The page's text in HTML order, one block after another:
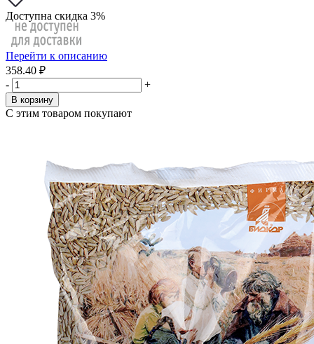
Доступна скидка 3%
Перейти к описанию
358.40 ₽
-
+
В корзину
С этим товаром покупают